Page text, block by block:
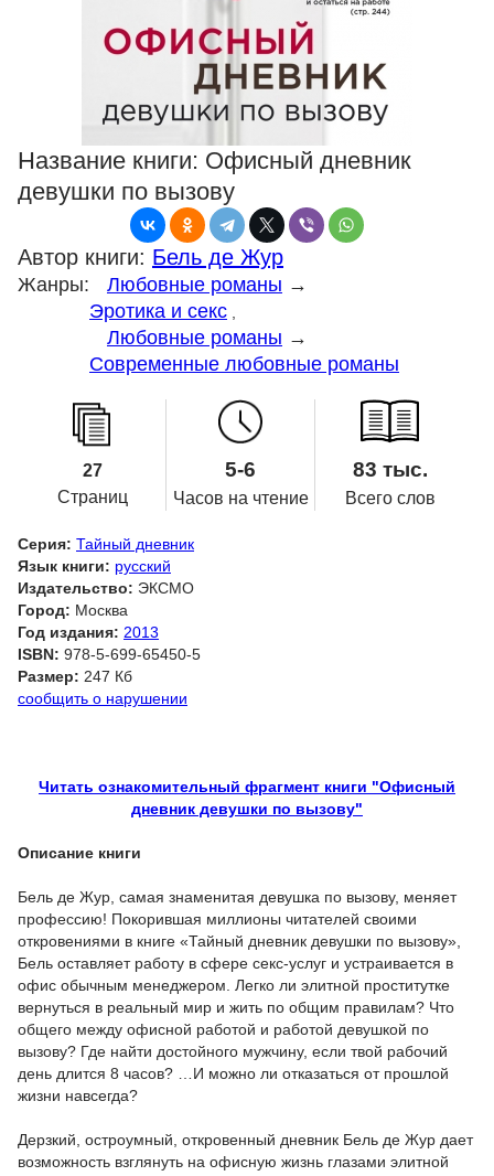
Название книги: Офисный дневник
девушки по вызову
Автор книги: Бель де Жур
Жанры: Любовные романы →
Эротика и секс
Любовные романы →
Современные любовные романы
27
Страниц
5-6
Часов на чтение
83 тыс.
Всего слов
Серия: Тайный дневник
Язык книги: русский
Издательство: ЭКСМО
Город: Москва
Год издания: 2013
ISBN: 978-5-699-65450-5
Размер: 247 Кб
сообщить о нарушении
Читать ознакомительный фрагмент книги "Офисный
дневник девушки по вызову"
Описание книги
Бель де Жур, самая знаменитая девушка по вызову, меняет
профессию! Покорившая миллионы читателей своими
откровениями в книге «Тайный дневник девушки по вызову»,
Бель оставляет работу в сфере секс-услуг и устраивается в
офис обычным менеджером. Легко ли элитной проститутке
вернуться в реальный мир и жить по общим правилам? Что
общего между офисной работой и работой девушкой по
вызову? Где найти достойного мужчину, если твой рабочий
день длится 8 часов? …И можно ли отказаться от прошлой
жизни навсегда?
Дерзкий, остроумный, откровенный дневник Бель де Жур дает
возможность взглянуть на офисную жизнь глазами элитной